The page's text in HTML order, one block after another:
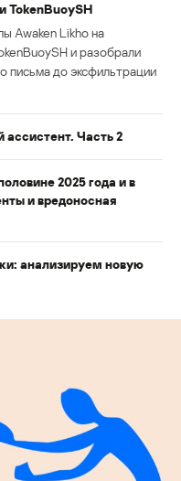
TokenBuoySH
Awaken Likho на
и разобрали
письма до эксфильтрации
Часть 2
2025 года и в
и вредоносная
анализируем новую